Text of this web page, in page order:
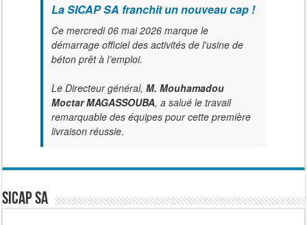
La SICAP SA franchit un nouveau cap !
Ce mercredi 06 mai 2026 marque le
démarrage officiel des activités de l'usine de
béton prêt à l’emploi.
Le Directeur général, M. Mouhamadou
Moctar MAGASSOUBA, a salué le travail
remarquable des équipes pour cette première
livraison réussie.
SICAP SA